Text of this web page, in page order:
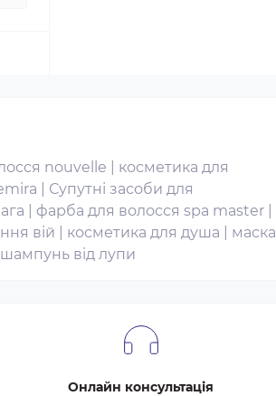
nouvelle
косметика для
Супутні засоби для
фарба для волосся spa master
вій
косметика для душа
маска
шампунь від лупи
Онлайн консультація